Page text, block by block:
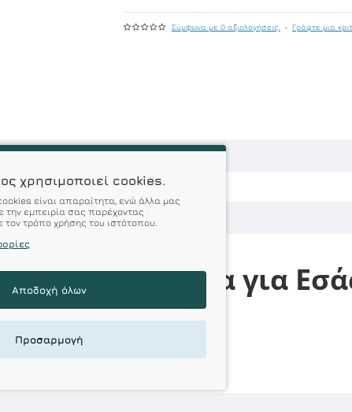
Σύμφωνα με 0 αξιολογήσεις. - Γράψτε μια
Σχεδιασμένα για
Αντοχή
τιμές
χρησιμοποιεί cookies.
είναι απαραίτητα, ενώ άλλα μας
την εμπειρία σας παρέχοντας
τον τρόπο χρήσης του ιστότοπου.
Αποδοχή όλων
Προσαρμογή